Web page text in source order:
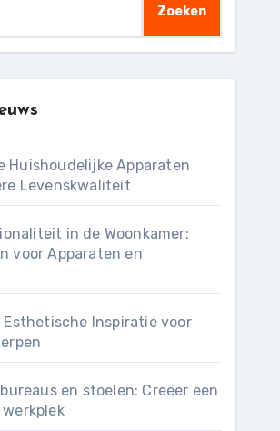
Zoeken
Huishoudelijke Apparaten
Levenskwaliteit
in de Woonkamer:
voor Apparaten en
Esthetische Inspiratie voor
en stoelen: Creëer een